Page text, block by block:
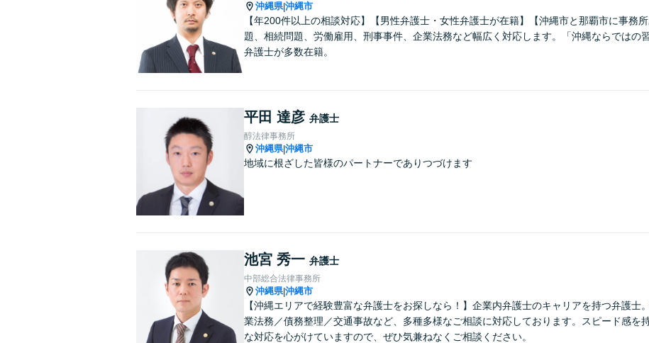
沖縄県|沖縄市
【年200件以上の相談対応】【男性弁護士・女性弁護士が在籍】【沖縄市と那覇市に事務
題、相続問題、労働雇用、刑事事件、企業法務など幅広く対応します。「沖縄ならではの
弁護士が多数在籍。
平田 達彦 弁護士
醇法律事務所
沖縄県|沖縄市
地域に根ざした皆様のパートナーでありつづけます
池宮 秀一 弁護士
中部総合法律事務所
沖縄県|沖縄市
【沖縄エリアで経験豊富な弁護士をお探しなら！】企業内弁護士のキャリアを持つ弁護士
業法務／債務整理／交通事故など、多種多様なご相談に対応しております。スピード感を
な対応を心がけていますので、ぜひ気兼ねなくご相談ください。